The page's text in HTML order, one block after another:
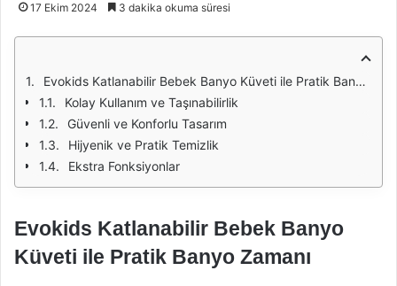
17 Ekim 2024 3 dakika okuma süresi
Evokids Katlanabilir Bebek Banyo Küveti ile Pratik Banyo Zamanı
Kolay Kullanım ve Taşınabilirlik
Güvenli ve Konforlu Tasarım
Hijyenik ve Pratik Temizlik
Ekstra Fonksiyonlar
Evokids Katlanabilir Bebek Banyo
Küveti ile Pratik Banyo Zamanı